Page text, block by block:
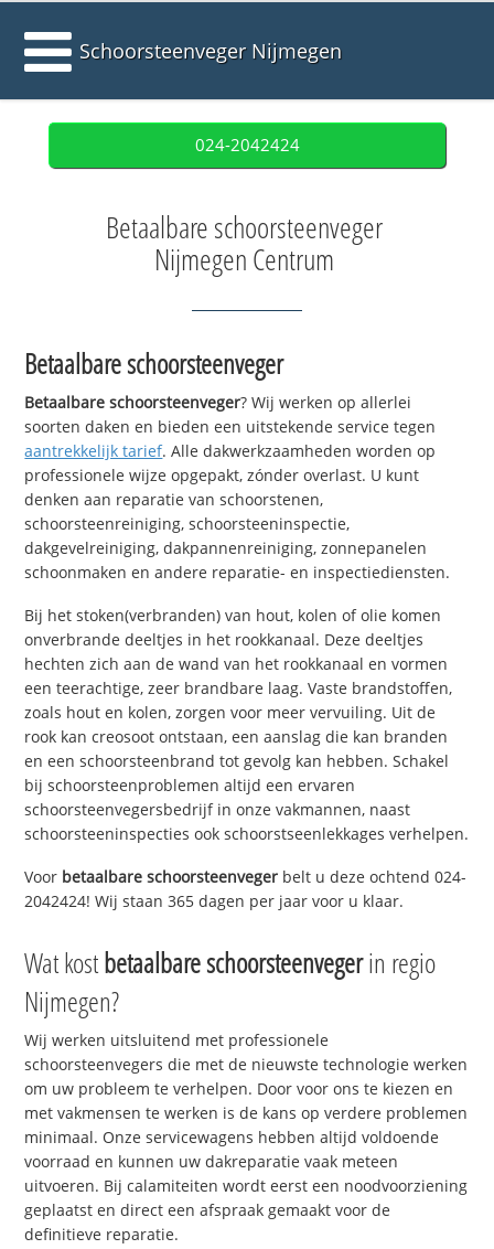
Schoorsteenveger Nijmegen
024-2042424
Betaalbare schoorsteenveger
Nijmegen Centrum
Betaalbare schoorsteenveger
Betaalbare schoorsteenveger? Wij werken op allerlei
soorten daken en bieden een uitstekende service tegen
aantrekkelijk tarief. Alle dakwerkzaamheden worden op
professionele wijze opgepakt, zónder overlast. U kunt
denken aan reparatie van schoorstenen,
schoorsteenreiniging, schoorsteeninspectie,
dakgevelreiniging, dakpannenreiniging, zonnepanelen
schoonmaken en andere reparatie- en inspectiediensten.
Bij het stoken(verbranden) van hout, kolen of olie komen
onverbrande deeltjes in het rookkanaal. Deze deeltjes
hechten zich aan de wand van het rookkanaal en vormen
een teerachtige, zeer brandbare laag. Vaste brandstoffen,
zoals hout en kolen, zorgen voor meer vervuiling. Uit de
rook kan creosoot ontstaan, een aanslag die kan branden
en een schoorsteenbrand tot gevolg kan hebben. Schakel
bij schoorsteenproblemen altijd een ervaren
schoorsteenvegersbedrijf in onze vakmannen, naast
schoorsteeninspecties ook schoorstseenlekkages verhelpen.
Voor betaalbare schoorsteenveger belt u deze ochtend 024-
2042424! Wij staan 365 dagen per jaar voor u klaar.
Wat kostbetaalbare schoorsteenvegerin regio
Nijmegen?
Wij werken uitsluitend met professionele
schoorsteenvegers die met de nieuwste technologie werken
om uw probleem te verhelpen. Door voor ons te kiezen en
met vakmensen te werken is de kans op verdere problemen
minimaal. Onze servicewagens hebben altijd voldoende
voorraad en kunnen uw dakreparatie vaak meteen
uitvoeren. Bij calamiteiten wordt eerst een noodvoorziening
geplaatst en direct een afspraak gemaakt voor de
definitieve reparatie.